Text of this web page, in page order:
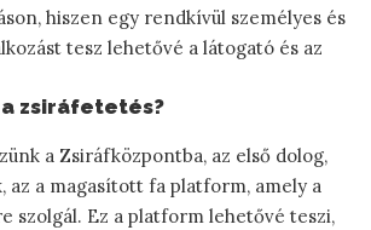
hiszen egy rendkívül személyes és
tesz lehetővé a látogató és az
zsiráfetetés?
a Zsiráfközpontba, az első dolog,
az a magasított fa platform, amely a
szolgál. Ez a platform lehetővé teszi,